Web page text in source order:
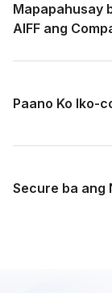
Mapapahusay
AIFF ang
Paano Ko Iko-
Secure ba ang